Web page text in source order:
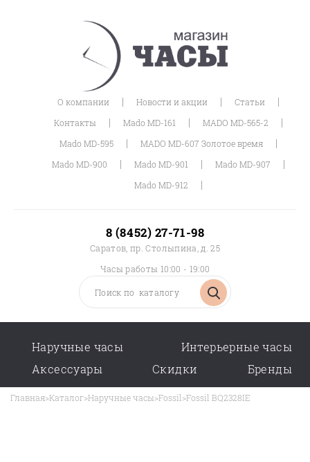
О компании | Новости и акции | Статьи |
Контакты | Mado MD-161 | MADO MD-565-2 |
Mado MD-595 | MADO MD-607 Золотое время |
Mado MD-900 | Mado MD-901 | Mado MD-907 |
Mado MD-912 |
8 (8452) 27-71-98
Саратов, пр. Столыпина, д. 25
Часы работы 10:00 - 19:00
Наручные часы
Интерьерные часы
Аксессуары
Скидки Бренды
Главная>Каталог>Наручные часы>Fossil>Fossil BQ2328IE